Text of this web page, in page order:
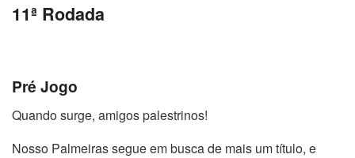
11ª Rodada
Pré Jogo
Quando surge, amigos palestrinos!
Nosso Palmeiras segue em busca de mais um título, e